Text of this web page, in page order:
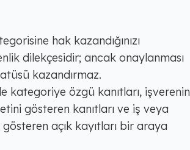
hak kazandığınızı
dilekçesidir; ancak onaylanması
kazandırmaz.
kategoriye özgü kanıtları, işverenin
gösteren kanıtları ve iş veya
gösteren açık kayıtları bir araya